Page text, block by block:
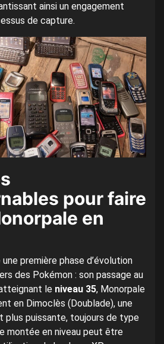
ainsi un engagement
de capture.
pour faire
en
première phase d’évolution
des Pokémon : son passage au
le niveau 35, Monorpale
en Dimoclès (Doublade), une
plus puissante, toujours de type
montée en niveau peut être